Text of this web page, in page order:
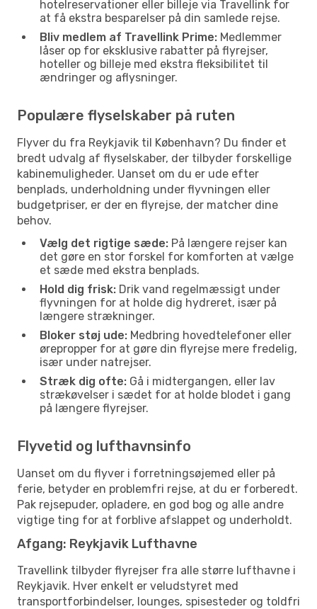
hotelreservationer eller billeje via Travellink for
at få ekstra besparelser på din samlede rejse.
Bliv medlem af Travellink Prime: Medlemmer
låser op for eksklusive rabatter på flyrejser,
hoteller og billeje med ekstra fleksibilitet til
ændringer og aflysninger.
Populære flyselskaber på ruten
Flyver du fra Reykjavik til København? Du finder et
bredt udvalg af flyselskaber, der tilbyder forskellige
kabinemuligheder. Uanset om du er ude efter
benplads, underholdning under flyvningen eller
budgetpriser, er der en flyrejse, der matcher dine
behov.
Vælg det rigtige sæde: På længere rejser kan
det gøre en stor forskel for komforten at vælge
et sæde med ekstra benplads.
Hold dig frisk: Drik vand regelmæssigt under
flyvningen for at holde dig hydreret, især på
længere strækninger.
Bloker støj ude: Medbring hovedtelefoner eller
ørepropper for at gøre din flyrejse mere fredelig,
især under natrejser.
Stræk dig ofte: Gå i midtergangen, eller lav
strækøvelser i sædet for at holde blodet i gang
på længere flyrejser.
Flyvetid og lufthavnsinfo
Uanset om du flyver i forretningsøjemed eller på
ferie, betyder en problemfri rejse, at du er forberedt.
Pak rejsepuder, opladere, en god bog og alle andre
vigtige ting for at forblive afslappet og underholdt.
Afgang: Reykjavik Lufthavne
Travellink tilbyder flyrejser fra alle større lufthavne i
Reykjavik. Hver enkelt er veludstyret med
transportforbindelser, lounges, spisesteder og toldfri